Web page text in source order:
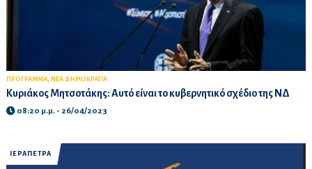
ΠΡΟΓΡΑΜΜΑ, ΝΕΑ ΔΗΜΟΚΡΑΤΙΑ
Κυριάκος Μητσοτάκης: Αυτό είναι το κυβερνητικό σχέδιο της ΝΔ
08:20 μ.μ. - 26/04/2023
ΙΕΡΑΠΕΤΡΑ